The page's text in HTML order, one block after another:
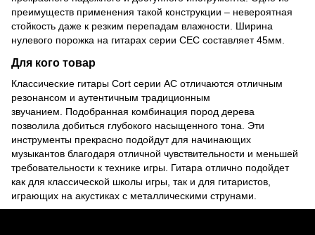
преимуществ применения такой конструкции – невероятная
стойкость даже к резким перепадам влажности. Ширина
нулевого порожка на гитарах серии CEC составляет 45мм.
Для кого товар
Классические гитары Cort серии AC отличаются отличным
резонансом и аутентичным традиционным
звучанием. Подобранная комбинация пород дерева
позволила добиться глубокого насыщенного тона. Эти
инструменты прекрасно подойдут для начинающих
музыкантов благодаря отличной чувствительности и меньшей
требовательности к технике игры. Гитара отлично подойдет
как для классической школы игры, так и для гитаристов,
играющих на акустиках с металлическими струнами.